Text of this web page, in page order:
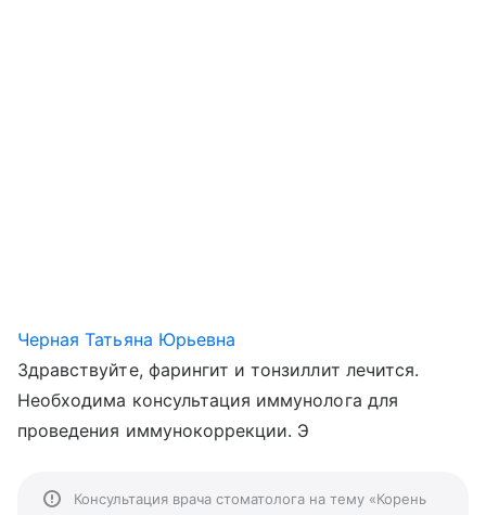
Черная Татьяна Юрьевна
Здравствуйте, фарингит и тонзиллит лечится.
Необходима консультация иммунолога для
проведения иммунокоррекции. Э
Консультация врача стоматолога на тему «Корень